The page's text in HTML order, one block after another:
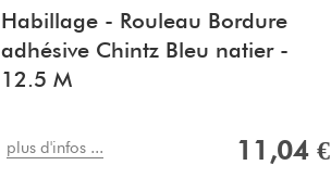
Habillage - Rouleau Bordure
adhésive Chintz Bleu natier -
12.5 M
plus d'infos ... 11,04 €